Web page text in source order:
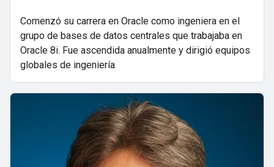
Comenzó su carrera en Oracle como ingeniera en el
grupo de bases de datos centrales que trabajaba en
Oracle 8i. Fue ascendida anualmente y dirigió equipos
globales de ingeniería